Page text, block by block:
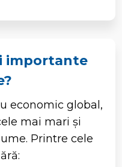
importante
economic global,
mai mari și
Printre cele